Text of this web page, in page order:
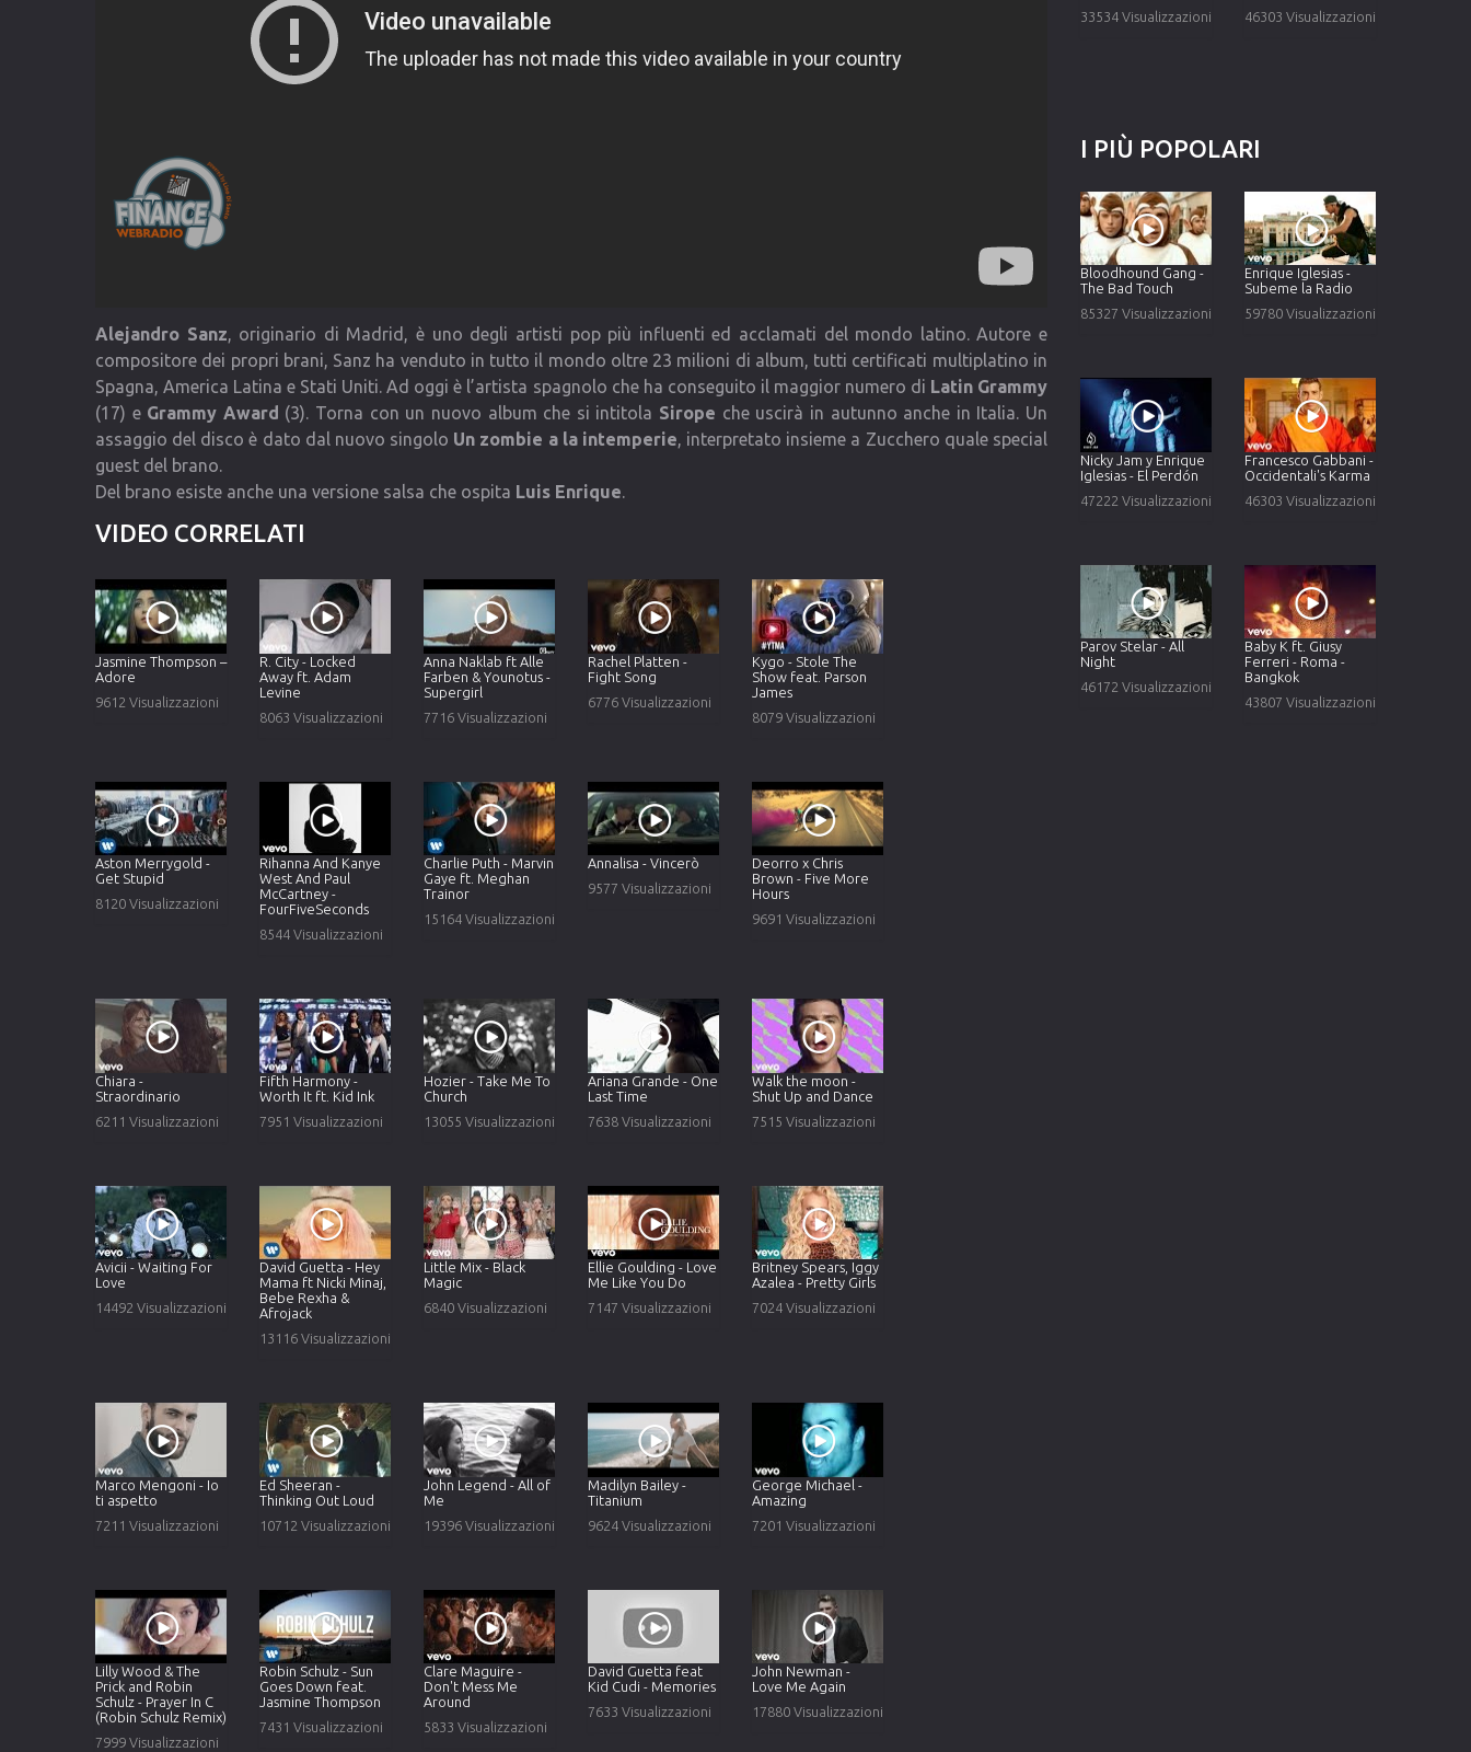
Alejandro Sanz, originario di Madrid, è uno degli artisti pop più influenti ed acclamati del mondo latino. Autore e
compositore dei propri brani, Sanz ha venduto in tutto il mondo oltre 23 milioni di album, tutti certificati multiplatino in
Spagna, America Latina e Stati Uniti. Ad oggi è l’artista spagnolo che ha conseguito il maggior numero di Latin Grammy
(17) e Grammy Award (3). Torna con un nuovo album che si intitola Sirope che uscirà in autunno anche in Italia. Un
assaggio del disco è dato dal nuovo singolo Un zombie a la intemperie, interpretato insieme a Zucchero quale special
guest del brano.
Del brano esiste anche una versione salsa che ospita Luis Enrique.
VIDEO CORRELATI
Jasmine Thompson –
Adore
9612 Visualizzazioni
R. City - Locked
Away ft. Adam
Levine
8063 Visualizzazioni
Anna Naklab ft Alle
Farben & Younotus -
Supergirl
7716 Visualizzazioni
Rachel Platten -
Fight Song
6776 Visualizzazioni
Kygo - Stole The
Show feat. Parson
James
8079 Visualizzazioni
Aston Merrygold -
Get Stupid
8120 Visualizzazioni
Rihanna And Kanye
West And Paul
McCartney -
FourFiveSeconds
8544 Visualizzazioni
Charlie Puth - Marvin
Gaye ft. Meghan
Trainor
15164 Visualizzazioni
Annalisa - Vincerò
9577 Visualizzazioni
Deorro x Chris
Brown - Five More
Hours
9691 Visualizzazioni
Chiara -
Straordinario
6211 Visualizzazioni
Fifth Harmony -
Worth It ft. Kid Ink
7951 Visualizzazioni
Hozier - Take Me To
Church
13055 Visualizzazioni
Ariana Grande - One
Last Time
7638 Visualizzazioni
Walk the moon -
Shut Up and Dance
7515 Visualizzazioni
Avicii - Waiting For
Love
14492 Visualizzazioni
David Guetta - Hey
Mama ft Nicki Minaj,
Bebe Rexha &
Afrojack
13116 Visualizzazioni
Little Mix - Black
Magic
6840 Visualizzazioni
Ellie Goulding - Love
Me Like You Do
7147 Visualizzazioni
Britney Spears, Iggy
Azalea - Pretty Girls
7024 Visualizzazioni
Marco Mengoni - Io
ti aspetto
7211 Visualizzazioni
Ed Sheeran -
Thinking Out Loud
10712 Visualizzazioni
John Legend - All of
Me
19396 Visualizzazioni
Madilyn Bailey -
Titanium
9624 Visualizzazioni
George Michael -
Amazing
7201 Visualizzazioni
Lilly Wood & The
Prick and Robin
Schulz - Prayer In C
(Robin Schulz Remix)
7999 Visualizzazioni
Robin Schulz - Sun
Goes Down feat.
Jasmine Thompson
7431 Visualizzazioni
Clare Maguire -
Don't Mess Me
Around
5833 Visualizzazioni
David Guetta feat
Kid Cudi - Memories
7633 Visualizzazioni
John Newman -
Love Me Again
17880 Visualizzazioni
33534 Visualizzazioni
46303 Visualizzazioni
I PIÙ POPOLARI
Bloodhound Gang -
The Bad Touch
85327 Visualizzazioni
Enrique Iglesias -
Subeme la Radio
59780 Visualizzazioni
Nicky Jam y Enrique
Iglesias - El Perdón
47222 Visualizzazioni
Francesco Gabbani -
Occidentali's Karma
46303 Visualizzazioni
Parov Stelar - All
Night
46172 Visualizzazioni
Baby K ft. Giusy
Ferreri - Roma -
Bangkok
43807 Visualizzazioni